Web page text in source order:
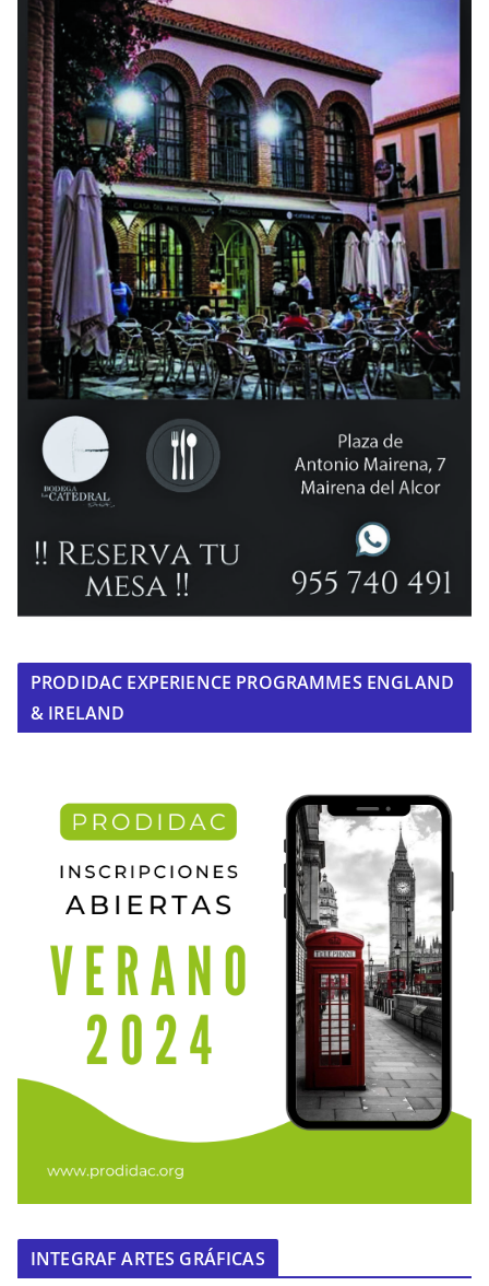
PRODIDAC EXPERIENCE PROGRAMMES ENGLAND
& IRELAND
INTEGRAF ARTES GRÁFICAS